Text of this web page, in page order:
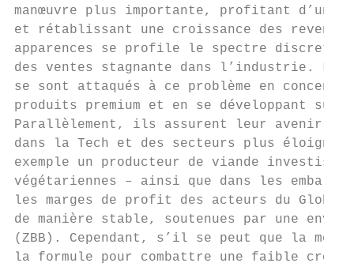
manœuvre plus importante, profitant d’une
et rétablissant une croissance des
apparences se profile le spectre discret
des ventes stagnante dans l’industrie. Les
se sont attaqués à ce problème en
produits premium et en se développant sur
Parallèlement, ils assurent leur avenir
dans la Tech et des secteurs plus
exemple un producteur de viande
végétariennes – ainsi que dans les
les marges de profit des acteurs du
de manière stable, soutenues par une
(ZBB). Cependant, s’il se peut que la
la formule pour combattre une faible